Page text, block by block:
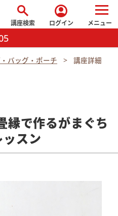
search
講座検索
account_circle
ログイン メニュー
バッグ・ポーチ 講座詳細
で作るがまぐち
スン